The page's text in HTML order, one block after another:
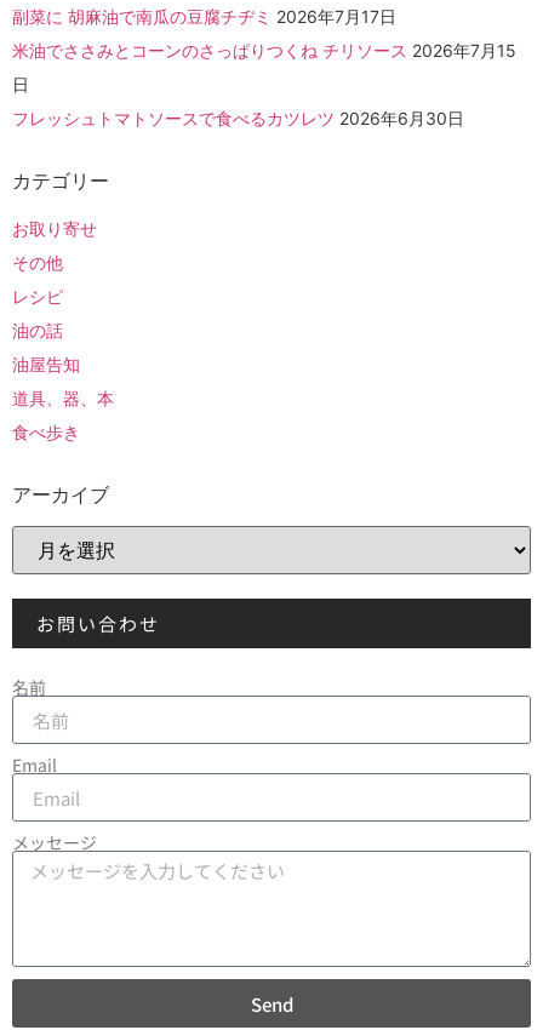
副菜に 胡麻油で南瓜の豆腐チヂミ 2026年7月17日
米油でささみとコーンのさっぱりつくね チリソース 2026年7月15
日
フレッシュトマトソースで食べるカツレツ 2026年6月30日
カテゴリー
お取り寄せ
その他
レシピ
油の話
油屋告知
道具、器、本
食べ歩き
アーカイブ
お問い合わせ
名前
Email
メッセージ
Send